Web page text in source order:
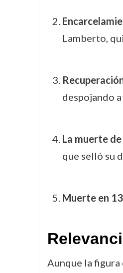
Lamberto,
despojando
La muerte
que selló su
Muerte en
Aunque la